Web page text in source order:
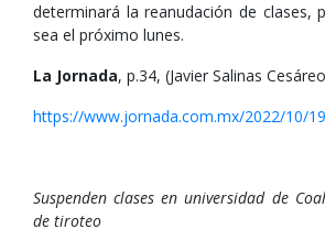
determinará la reanudación de clases,
sea el próximo lunes.
La Jornada, p.34, (Javier Salinas
https://www.jornada.com.mx/2022/10/
Suspenden clases en universidad de
de tiroteo